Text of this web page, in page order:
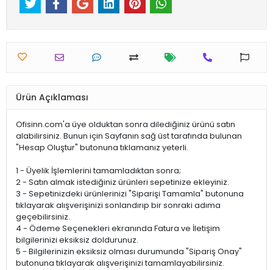
Ürün Açıklaması
Ofisinn.com'a üye olduktan sonra dilediğiniz ürünü satın
alabilirsiniz. Bunun için Sayfanın sağ üst tarafında bulunan
"Hesap Oluştur" butonuna tıklamanız yeterli.
1 - Üyelik İşlemlerini tamamladıktan sonra;
2 - Satın almak istediğiniz ürünleri sepetinize ekleyiniz.
3 - Sepetinizdeki ürünlerinizi "Siparişi Tamamla" butonuna
tıklayarak alışverişinizi sonlandırıp bir sonraki adıma
geçebilirsiniz.
4 - Ödeme Seçenekleri ekranında Fatura ve İletişim
bilgilerinizi eksiksiz doldurunuz.
5 - Bilgilerinizin eksiksiz olması durumunda "Sipariş Onay"
butonuna tıklayarak alışverişinizi tamamlayabilirsiniz.